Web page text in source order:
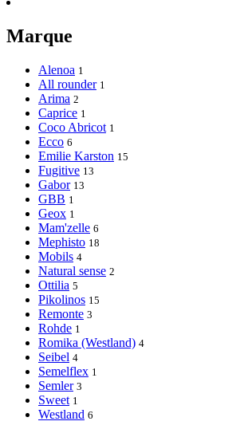
Marque
Alenoa 1
All rounder 1
Arima 2
Caprice 1
Coco Abricot 1
Ecco 6
Emilie Karston 15
Fugitive 13
Gabor 13
GBB 1
Geox 1
Mam'zelle 6
Mephisto 18
Mobils 4
Natural sense 2
Ottilia 5
Pikolinos 15
Remonte 3
Rohde 1
Romika (Westland) 4
Seibel 4
Semelflex 1
Semler 3
Sweet 1
Westland 6